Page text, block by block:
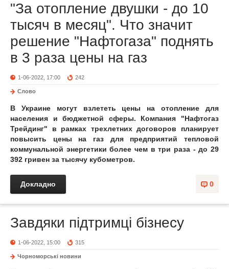
"За отопление двушки - до 10
тысяч в месяц". Что значит
решение "Нафтогаза" поднять
в 3 раза цены на газ
1-06-2022, 17:00 242
Слово
В Украине могут взлететь цены на отопление для
населения и бюджетной сферы. Компания "Нафтогаз
Трейдинг" в рамках трехлетних договоров планирует
повысить цены на газ для предприятий тепловой
коммунальной энергетики более чем в три раза - до 29
392 гривен за тысячу кубометров.
0
Докладно
Завдяки підтримці бізнесу
1-06-2022, 15:00 315
Чорноморські новини